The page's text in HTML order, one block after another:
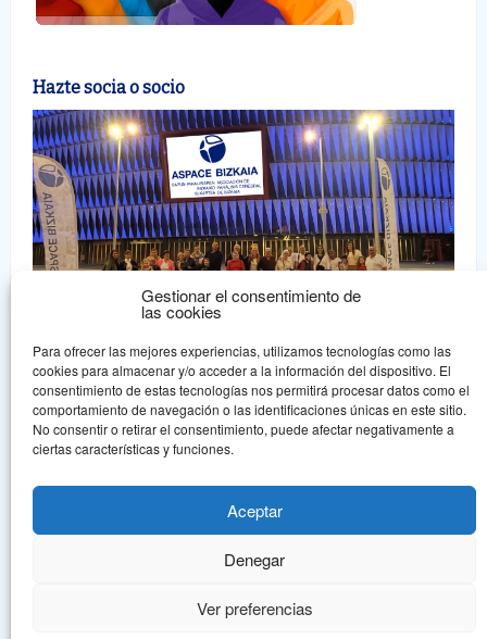
Gestionar el consentimiento de
las cookies
Para ofrecer las mejores experiencias, utilizamos tecnologías como las
cookies para almacenar y/o acceder a la información del dispositivo. El
consentimiento de estas tecnologías nos permitirá procesar datos como el
comportamiento de navegación o las identificaciones únicas en este sitio.
No consentir o retirar el consentimiento, puede afectar negativamente a
ciertas características y funciones.
Aceptar
Denegar
Ver preferencias
Hazte socia o socio
Aspace Bizkaia
Aspace Bizkaia es una asociación sin ánimo de lucro declarada de
Utilidad Pública que nace en 1.978, en un intento de dar una
respuesta asociativa a la problemática de la parálisis cerebral.